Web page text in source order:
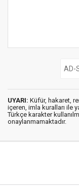
UYARI: Küfür, hakaret,
içeren, imla kuralları ile
Türkçe karakter
onaylanmamaktadır.